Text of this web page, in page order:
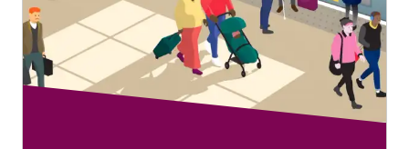
Je kunt op eurostar.com één tarief voor een begeleider
boeken in combinatie met een tarief voor een
rolstoelgebruiker. Als je extra begeleiders nodig hebt,
neem dan contact op met ons service centre om je wensen
te bespreken en te boeken. ,